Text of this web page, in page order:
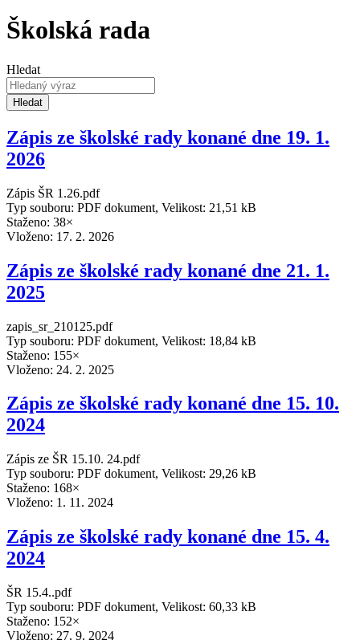
Školská rada
Hledat
Hledat
Zápis ze školské rady konané dne 19. 1.
2026
Zápis ŠR 1.26.pdf
Typ souboru: PDF dokument, Velikost: 21,51 kB
Staženo: 38×
Vloženo: 17. 2. 2026
Zápis ze školské rady konané dne 21. 1.
2025
zapis_sr_210125.pdf
Typ souboru: PDF dokument, Velikost: 18,84 kB
Staženo: 155×
Vloženo: 24. 2. 2025
Zápis ze školské rady konané dne 15. 10.
2024
Zápis ze ŠR 15.10. 24.pdf
Typ souboru: PDF dokument, Velikost: 29,26 kB
Staženo: 168×
Vloženo: 1. 11. 2024
Zápis ze školské rady konané dne 15. 4.
2024
ŠR 15.4..pdf
Typ souboru: PDF dokument, Velikost: 60,33 kB
Staženo: 152×
Vloženo: 27. 9. 2024